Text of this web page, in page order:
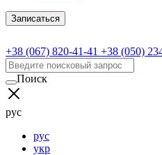
Записаться
+38 (067) 820-41-41 +38 (050)
Поиск
рус
рус
укр